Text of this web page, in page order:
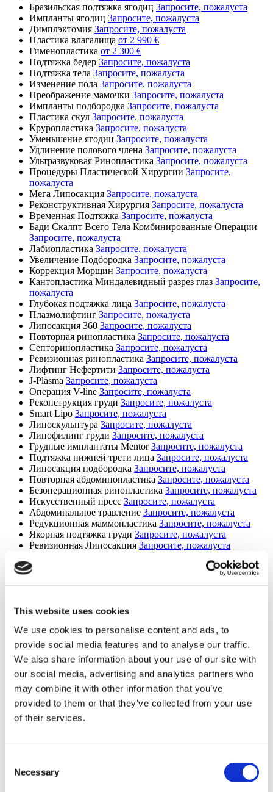
This website uses cookies
We use cookies to personalise content and ads, to
provide social media features and to analyse our traffic.
We also share information about your use of our site with
our social media, advertising and analytics partners who
may combine it with other information that you’ve
provided to them or that they’ve collected from your use
of their services.
Selection
Necessary
Бразильская подтяжка ягодиц Запросите, пожалуста
Импланты ягодиц Запросите, пожалуста
Димплэктомия Запросите, пожалуста
Пластика влагалища от 2 990 €
Гименопластика от 2 300 €
Подтяжка бедер Запросите, пожалуста
Подтяжка тела Запросите, пожалуста
Изменение пола Запросите, пожалуста
Преображение мамочки Запросите, пожалуста
Импланты подбородка Запросите, пожалуста
Пластика скул Запросите, пожалуста
Круропластика Запросите, пожалуста
Уменьшение ягодиц Запросите, пожалуста
Удлинение полового члена Запросите, пожалуста
Ультразвуковая Ринопластика Запросите, пожалуста
Процедуры Пластической Хирургии Запросите,
пожалуста
Мега Липосакция Запросите, пожалуста
Реконструктивная Хирургия Запросите, пожалуста
Временная Подтяжка Запросите, пожалуста
Бади Скалпт Всего Тела Комбинированные Операции
Запросите, пожалуста
Лабиопластика Запросите, пожалуста
Увеличение Подбородка Запросите, пожалуста
Коррекция Морщин Запросите, пожалуста
Кантопластика Миндалевидный разрез глаз Запросите,
пожалуста
Глубокая подтяжка лица Запросите, пожалуста
Плазмолифтинг Запросите, пожалуста
Липосакция 360 Запросите, пожалуста
Повторная ринопластика Запросите, пожалуста
Септоринопластика Запросите, пожалуста
Ревизионная ринопластика Запросите, пожалуста
Лифтинг Нефертити Запросите, пожалуста
J-Plasma Запросите, пожалуста
Операция V-line Запросите, пожалуста
Реконструкция груди Запросите, пожалуста
Smart Lipo Запросите, пожалуста
Липоскульптура Запросите, пожалуста
Липофилинг груди Запросите, пожалуста
Грудные имплантаты Mentor Запросите, пожалуста
Подтяжка нижней трети лица Запросите, пожалуста
Липосакция подбородка Запросите, пожалуста
Повторная абдоминопластика Запросите, пожалуста
Безоперационная ринопластика Запросите, пожалуста
Искусственный пресс Запросите, пожалуста
Абдоминальное травление Запросите, пожалуста
Редукционная маммопластика Запросите, пожалуста
Якорная подтяжка груди Запросите, пожалуста
Ревизионная Липосакция Запросите, пожалуста
Челюстно-лицевая хирургия
Запросите, пожалуста
Запросите, пожалуста
Поясная липэктомия Запросите, пожалуста
Этническая ринопластика
Пластическая хирургия после похудения Запросите,
пожалуста
Удаление имплантатов ягодиц за Запросите, пожалуста
Skinny BBL
Запросите, пожалуста
Подтяжка верхнего Запросите, пожалуста
Подтяжка нижнего века Запросите, пожалуста
Подтяжка губ Запросите, пожалуста
Абдоминопластика Fleur de Lis Запросите, пожалуста
Импланты челюсти
Daddy Makeover Запросите, пожалуста
Deep Plane Neck Lift